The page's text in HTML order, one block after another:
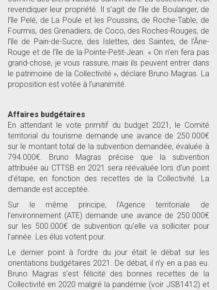
revendiquer leur propriété. Il s’agit de l’île de Boulanger, de
l’île Pelé, de La Poule et les Poussins, de Roche-Table, de
Fourmis, des Grenadiers, de Coco, des Roches-Rouges, de
l’île de Pain-de-Sucre, des Islettes, des Saintes, de l’Âne-
Rouge et de l’île de la Pointe-Petit-Jean. « On n’en fera pas
grand-chose, je vous rassure, mais ils peuvent entrer dans
le patrimoine de la Collectivité », déclare Bruno Magras. La
proposition est votée à l’unanimité.
Affaires budgétaires
En attendant le vote primitif du budget 2021, le Comité
territorial du tourisme demande une avance de 250.000€
sur le montant total de la subvention demandée, évaluée à
794.000€. Bruno Magras précise que la subvention
attribuée au CTTSB en 2021 sera réévaluée lors d’un point
d’étape, en fonction des recettes de la Collectivité. La
demande est acceptée.
Sur le même principe, l’Agence territoriale de
l’environnement (ATE) demande une avance de 250.000€
sur les 500.000€ de subvention qu’elle va solliciter pour
l’année. Les élus votent pour.
Le dernier point à l’ordre du jour était le débat sur les
orientations budgétaires 2021. De débat, il n’y en a pas eu.
Bruno Magras s’est félicité des bonnes recettes de la
Collectivité en 2020 malgré la pandémie (voir JSB1412) et